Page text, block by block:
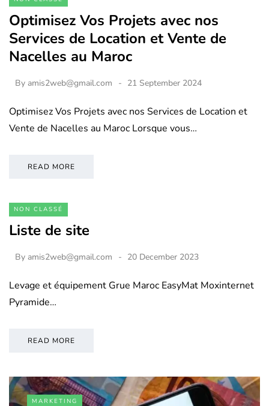
Optimisez Vos Projets avec nos
Services de Location et Vente de
Nacelles au Maroc
By amis2web@gmail.com 21 September 2024
Optimisez Vos Projets avec nos Services de Location et
Vente de Nacelles au Maroc Lorsque vous…
READ MORE
NON CLASSÉ
Liste de site
By amis2web@gmail.com 20 December 2023
Levage et équipement Grue Maroc EasyMat Moxinternet
Pyramide…
READ MORE
MARKETING